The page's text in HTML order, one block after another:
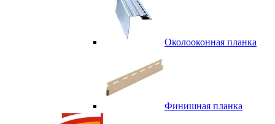
Околооконная планка
Финишная планка